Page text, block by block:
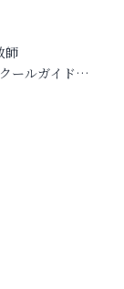
師
ールガイド…